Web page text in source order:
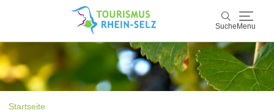
Suche Menu
Suche
Rhein-Selz
Startseite